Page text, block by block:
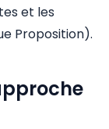
et les
Proposition).